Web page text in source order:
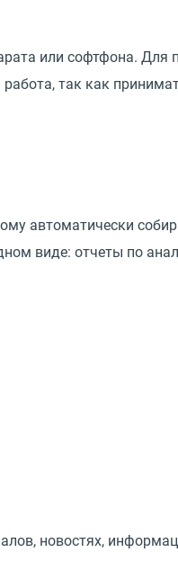
или софтфона. Для
так как
автоматически
виде: отчеты по
новостях,